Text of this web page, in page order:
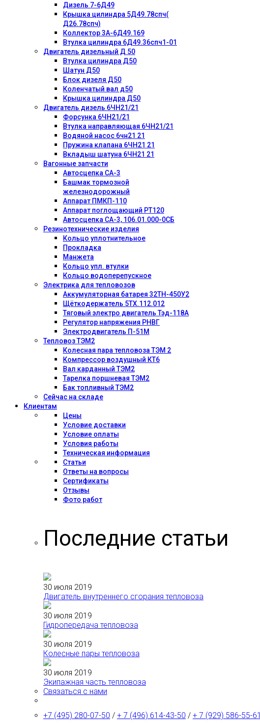
Дизель 7-6Д49
Крышка цилиндра 5Д49.78спч(
Д26.78спч)
Коллектор 3А-6Д49.169
Втулка цилиндра 6Д49.36спч1-01
Двигатель дизельный Д 50
Втулка цилиндра Д50
Шатун Д50
Блок дизеля Д50
Коленчатый вал д50
Крышка цилиндра Д50
Двигатель дизель 6ЧН21/21
Форсунка 6ЧН21/21
Втулка направляющая 6ЧН21/21
Водяной насос 6чн21 21
Пружина клапана 6ЧН21 21
Вкладыш шатуна 6ЧН21 21
Вагонные запчасти
Автосцепка СА-3
Башмак тормозной
железнодорожный
Аппарат ПМКП-110
Аппарат поглощающий РТ120
Автосцепка СА-3, 106.01.000-0СБ
Резинотехнические изделия
Кольцо уплотнительное
Прокладка
Манжета
Кольцо упл. втулки
Кольцо водоперепускное
Электрика для тепловозов
Аккумуляторная батарея 32ТН-450У2
Щёткодержатель 5ТХ.112.012
Тяговый электро двигатель Тэд-118А
Регулятор напряжения РНВГ
Электродвигатель П-51М
Тепловоз ТЭМ2
Колесная пара тепловоза ТЭМ 2
Компрессор воздушный КТ6
Вал карданный ТЭМ2
Тарелка поршневая ТЭМ2
Бак топливный ТЭМ2
Сейчас на складе
Клиентам
Цены
Условие доставки
Условие оплаты
Условия работы
Техническая информация
Статьи
Ответы на вопросы
Сертификаты
Отзывы
Фото работ
Последние статьи
30 июля 2019
Двигатель внутреннего сгорания тепловоза
30 июля 2019
Гидропередача тепловоза
30 июля 2019
Колесные пары тепловоза
30 июля 2019
Экипажная часть тепловоза
Связаться с нами
+7 (495) 280-07-50 / + 7 (496) 614-43-50 / + 7 (929) 586-55-61